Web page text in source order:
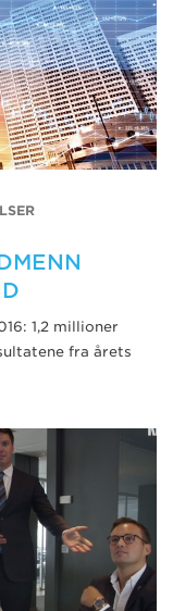
1,2 millioner
fra årets